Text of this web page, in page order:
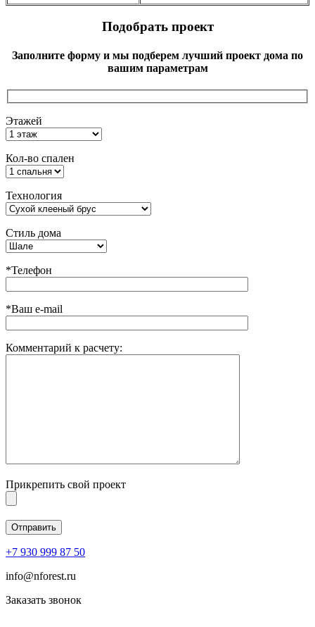
Подобрать проект
Заполните форму и мы подберем лучший проект дома по
вашим параметрам
Этажей
Кол-во спален
Технология
Стиль дома
*Телефон
*Ваш e-mail
Комментарий к расчету:
Прикрепить свой проект
+7 930 999 87 50
info@nforest.ru
Заказать звонок